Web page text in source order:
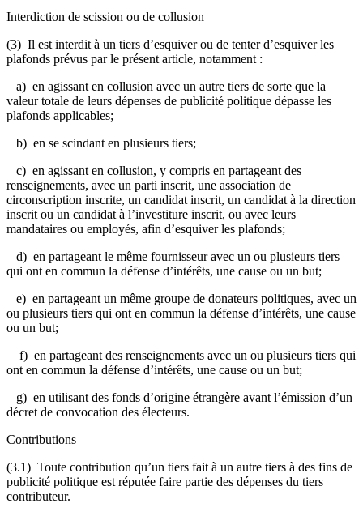
Interdiction de scission ou de collusion
(3) Il est interdit à un tiers d’esquiver ou de tenter d’esquiver les
plafonds prévus par le présent article, notamment :
a) en agissant en collusion avec un autre tiers de sorte que la
valeur totale de leurs dépenses de publicité politique dépasse les
plafonds applicables;
b) en se scindant en plusieurs tiers;
c) en agissant en collusion, y compris en partageant des
renseignements, avec un parti inscrit, une association de
circonscription inscrite, un candidat inscrit, un candidat à la direction
inscrit ou un candidat à l’investiture inscrit, ou avec leurs
mandataires ou employés, afin d’esquiver les plafonds;
d) en partageant le même fournisseur avec un ou plusieurs tiers
qui ont en commun la défense d’intérêts, une cause ou un but;
e) en partageant un même groupe de donateurs politiques, avec un
ou plusieurs tiers qui ont en commun la défense d’intérêts, une cause
ou un but;
f) en partageant des renseignements avec un ou plusieurs tiers qui
ont en commun la défense d’intérêts, une cause ou un but;
g) en utilisant des fonds d’origine étrangère avant l’émission d’un
décret de convocation des électeurs.
Contributions
(3.1) Toute contribution qu’un tiers fait à un autre tiers à des fins de
publicité politique est réputée faire partie des dépenses du tiers
contributeur.